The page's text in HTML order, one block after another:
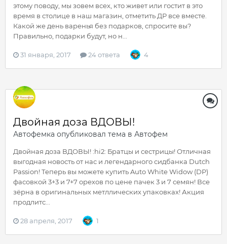
этому поводу, мы зовем всех, кто живет или гостит в это
время в столице в наш магазин, отметить ДР все вместе.
Какой же день варенья без подарков, спросите вы?
Правильно, подарки будут, но н...
31 января, 2017 24 ответа 4
Двойная доза ВДОВЫ!
Автофемка опубликовал тема в Автофем
Двойная доза ВДОВЫ! :hi2: Братцы и сестрицы! Отличная
выгодная новость от нас и легендарного сидбанка Dutch
Passion! Теперь вы можете купить Auto White Widow (DP)
фасовкой 3+3 и 7+7 орехов по цене пачек 3 и 7 семян! Все
зёрна в оригинальных метллических упаковках! Акция
продлитс...
28 апреля, 2017 1